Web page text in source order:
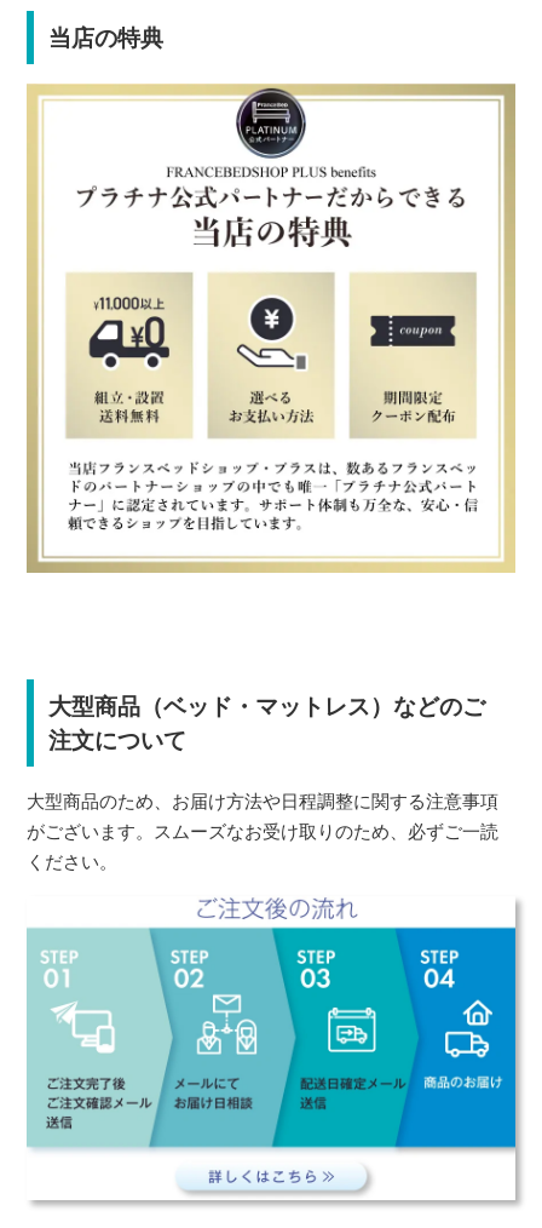
当店の特典
大型商品（ベッド・マットレス）などのご
注文について
大型商品のため、お届け方法や日程調整に関する注意事項
がございます。スムーズなお受け取りのため、必ずご一読
ください。